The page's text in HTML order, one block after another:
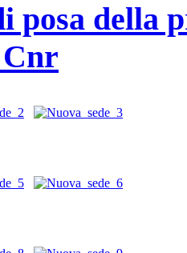
posa della
Cnr